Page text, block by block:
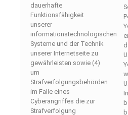
dauerhafte
Funktionsfähigkeit
unserer
informationstechnologischen
Systeme und der Technik
unserer Internetseite zu
gewährleisten sowie (4)
um
Strafverfolgungsbehörden
im Falle eines
Cyberangriffes die zur
Strafverfolgung